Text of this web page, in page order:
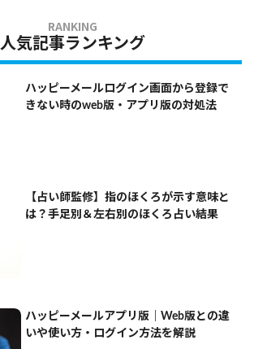
人気記事ランキング
ハッピーメールログイン画面から登録で
きない時のweb版・アプリ版の対処法
【占い師監修】指のほくろが示す意味と
は？手足別＆左右別のほくろ占い結果
ハッピーメールアプリ版｜Web版との違
いや使い方・ログイン方法を解説